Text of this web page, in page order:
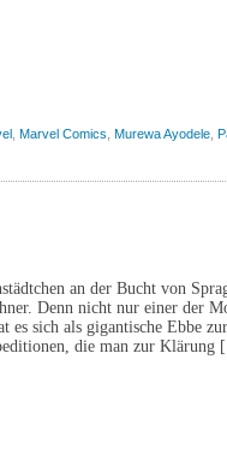
Marvel Comics Murewa Ayodele
an der Bucht von
Denn nicht nur einer der
es sich als gigantische Ebbe
die man zur